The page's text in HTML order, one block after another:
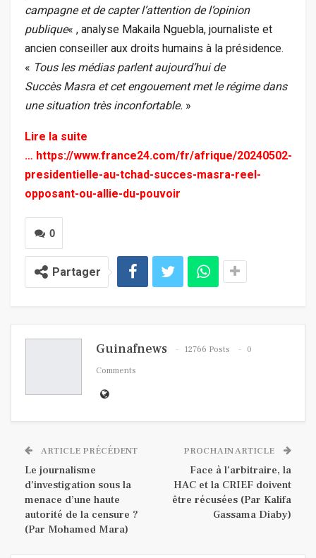
campagne et de capter l’attention de l’opinion
publique« , analyse Makaila Nguebla, journaliste et
ancien conseiller aux droits humains à la présidence.
« Tous les médias parlent aujourd’hui de
Succès Masra et cet engouement met le régime dans
une situation très inconfortable. »
Lire la suite
… https://www.france24.com/fr/afrique/20240502-
presidentielle-au-tchad-succes-masra-reel-
opposant-ou-allie-du-pouvoir
0
Partager
Guinafnews 12766 Posts
0
Comments
ARTICLE PRÉCÉDENT
Le journalisme
d’investigation sous la
menace d’une haute
autorité de la censure ?
(Par Mohamed Mara)
PROCHAIN ARTICLE
Face à l’arbitraire, la
HAC et la CRIEF doivent
être récusées (Par Kalifa
Gassama Diaby)